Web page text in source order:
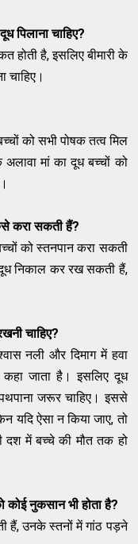
पिलाना चाहिए?
होती है, इसलिए बीमारी के
चाहिए।
को सभी पोषक तत्व मिल
मां का दूध बच्चों को
करा सकती हैं?
को स्तनपान करा सकती
निकाल कर रख सकती हैं,
चाहिए?
नली और दिमाग में हवा
कहा जाता है। इसलिए दूध
जरूर चाहिए। इससे
यदि ऐसा न किया जाए, तो
दश में बच्चे की मौत तक हो
कोई नुकसान भी होता है?
हैं, उनके स्तनों में गांठ पड़ने